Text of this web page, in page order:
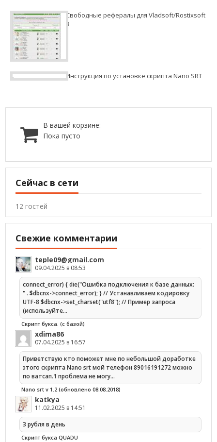
Свободные рефералы для Vladsoft/Rostixsoft
3
Инструкция по установке скрипта Nano SRT
В вашей корзине:
Пока пусто
Сейчас в сети
12 гостей
Свежие комментарии
teple09@gmail.com
09.04.2025 в 08:53
connect_error) { die("Ошибка подключения к базе данных:
" . $dbcnx->connect_error); } // Устанавливаем кодировку
UTF-8 $dbcnx->set_charset("utf8"); // Пример запроса
(используйте…
Скрипт букса. (с базой)
xdima86
07.04.2025 в 16:57
Приветствую кто поможет мне по небольшой доработке
этого скрипта Nano srt мой телефон 89016191272 можно
по ватсап.1 проблема не могу…
Nano srt v 1.2 (обновлено 08.08.2018)
katkya
11.02.2025 в 14:51
3 рубля в день
Скрипт букса QUADU